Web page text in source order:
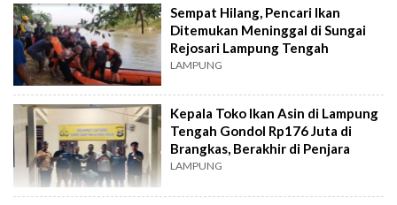
Sempat Hilang, Pencari Ikan
Ditemukan Meninggal di Sungai
Rejosari Lampung Tengah
LAMPUNG
Kepala Toko Ikan Asin di Lampung
Tengah Gondol Rp176 Juta di
Brangkas, Berakhir di Penjara
LAMPUNG